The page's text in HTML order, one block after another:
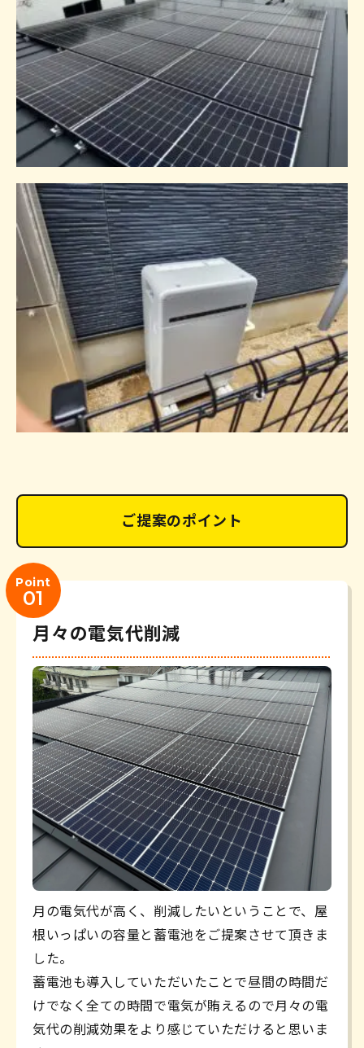
ご提案のポイント
Point
01
月々の電気代削減
月の電気代が高く、削減したいということで、屋
根いっぱいの容量と蓄電池をご提案させて頂きま
した。
蓄電池も導入していただいたことで昼間の時間だ
けでなく全ての時間で電気が賄えるので月々の電
気代の削減効果をより感じていただけると思いま